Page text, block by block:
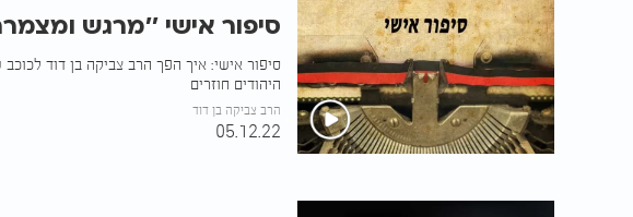
סיפור אישי ''מרגש
סיפור אישי: איך הפך הרב צביקה בן דוד
היהודים חוזרים
הרב צביקה בן דוד
05.12.22